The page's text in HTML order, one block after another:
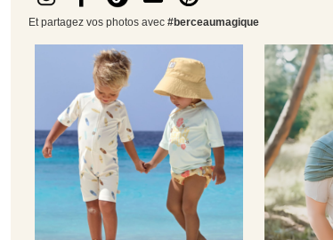
Et partagez vos photos avec #berceaumagique